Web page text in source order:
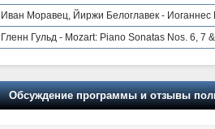
Иван Моравец, Йиржи Белоглавек -
Гленн Гульд - Mozart: Piano Sonatas Nos. 6, 7
Обсуждение программы и отзывы